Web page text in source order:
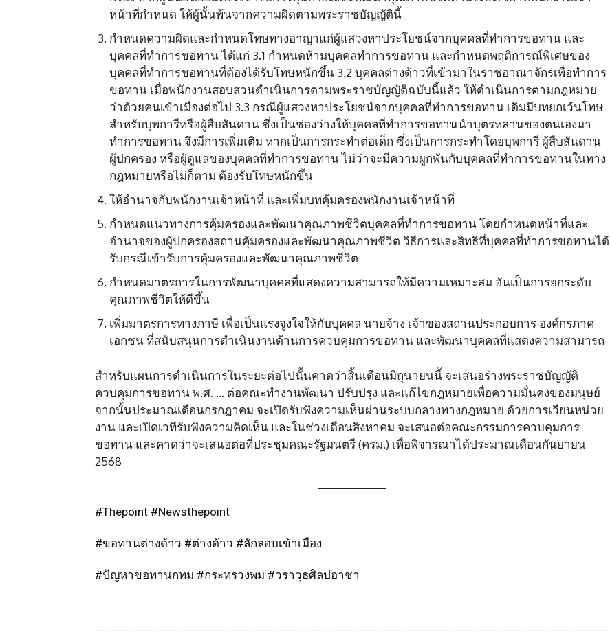
หน้าที่กำหนด ให้ผู้นั้นพ้นจากความผิดตามพระราชบัญญัตินี้
กำหนดความผิดและกำหนดโทษทางอาญาแก่ผู้แสวงหาประโยชน์จากบุคคลที่ทำการขอทาน และ
บุคคลที่ทำการขอทาน ได้แก่ 3.1 กำหนดห้ามบุคคลทำการขอทาน และกำหนดพฤติการณ์พิเศษของ
บุคคลที่ทำการขอทานที่ต้องได้รับโทษหนักขึ้น 3.2 บุคคลต่างด้าวที่เข้ามาในราชอาณาจักรเพื่อทำการ
ขอทาน เมื่อพนักงานสอบสวนดำเนินการตามพระราชบัญญัติฉบับนี้แล้ว ให้ดำเนินการตามกฎหมาย
ว่าด้วยคนเข้าเมืองต่อไป 3.3 กรณีผู้แสวงหาประโยชน์จากบุคคลที่ทำการขอทาน เดิมมีบทยกเว้นโทษ
สำหรับบุพการีหรือผู้สืบสันดาน ซึ่งเป็นช่องว่างให้บุคคลที่ทำการขอทานนำบุตรหลานของตนเองมา
ทำการขอทาน จึงมีการเพิ่มเติม หากเป็นการกระทำต่อเด็ก ซึ่งเป็นการกระทำโดยบุพการี ผู้สืบสันดาน
ผู้ปกครอง หรือผู้ดูแลของบุคคลที่ทำการขอทาน ไม่ว่าจะมีความผูกพันกับบุคคลที่ทำการขอทานในทาง
กฎหมายหรือไม่ก็ตาม ต้องรับโทษหนักขึ้น
ให้อำนาจกับพนักงานเจ้าหน้าที่ และเพิ่มบทคุ้มครองพนักงานเจ้าหน้าที่
กำหนดแนวทางการคุ้มครองและพัฒนาคุณภาพชีวิตบุคคลที่ทำการขอทาน โดยกำหนดหน้าที่และ
อำนาจของผู้ปกครองสถานคุ้มครองและพัฒนาคุณภาพชีวิต วิธีการและสิทธิที่บุคคลที่ทำการขอทานได้
รับกรณีเข้ารับการคุ้มครองและพัฒนาคุณภาพชีวิต
กำหนดมาตรการในการพัฒนาบุคคลที่แสดงความสามารถให้มีความเหมาะสม อันเป็นการยกระดับ
คุณภาพชีวิตให้ดีขึ้น
เพิ่มมาตรการทางภาษี เพื่อเป็นแรงจูงใจให้กับบุคคล นายจ้าง เจ้าของสถานประกอบการ องค์กรภาค
เอกชน ที่สนับสนุนการดำเนินงานด้านการควบคุมการขอทาน และพัฒนาบุคคลที่แสดงความสามารถ
สำหรับแผนการดำเนินการในระยะต่อไปนั้นคาดว่าสิ้นเดือนมิถุนายนนี้ จะเสนอร่างพระราชบัญญัติ
ควบคุมการขอทาน พ.ศ. … ต่อคณะทำงานพัฒนา ปรับปรุง และแก้ไขกฎหมายเพื่อความมั่นคงของมนุษย์
จากนั้นประมาณเดือนกรกฎาคม จะเปิดรับฟังความเห็นผ่านระบบกลางทางกฎหมาย ด้วยการเวียนหน่วย
งาน และเปิดเวทีรับฟังความคิดเห็น และในช่วงเดือนสิงหาคม จะเสนอต่อคณะกรรมการควบคุมการ
ขอทาน และคาดว่าจะเสนอต่อที่ประชุมคณะรัฐมนตรี (ครม.) เพื่อพิจารณาได้ประมาณเดือนกันยายน
2568
#Thepoint #Newsthepoint
#ขอทานต่างด้าว #ต่างด้าว #ลักลอบเข้าเมือง
#ปัญหาขอทานกทม #กระทรวงพม #วราวุธศิลปอาชา